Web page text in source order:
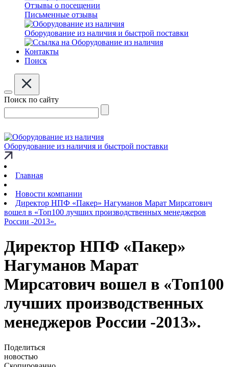
Отзывы о посещении
Письменные отзывы
Оборудование из наличия и быстрой поставки
Контакты
Поиск
Поиск по сайту
Оборудование из наличия и быстрой поставки
Главная
Новости компании
Директор НПФ «Пакер» Нагуманов Марат Мирсатович
вошел в «Топ100 лучших производственных менеджеров
России -2013».
Директор НПФ «Пакер»
Нагуманов Марат
Мирсатович вошел в «Топ100
лучших производственных
менеджеров России -2013».
Поделиться
новостью